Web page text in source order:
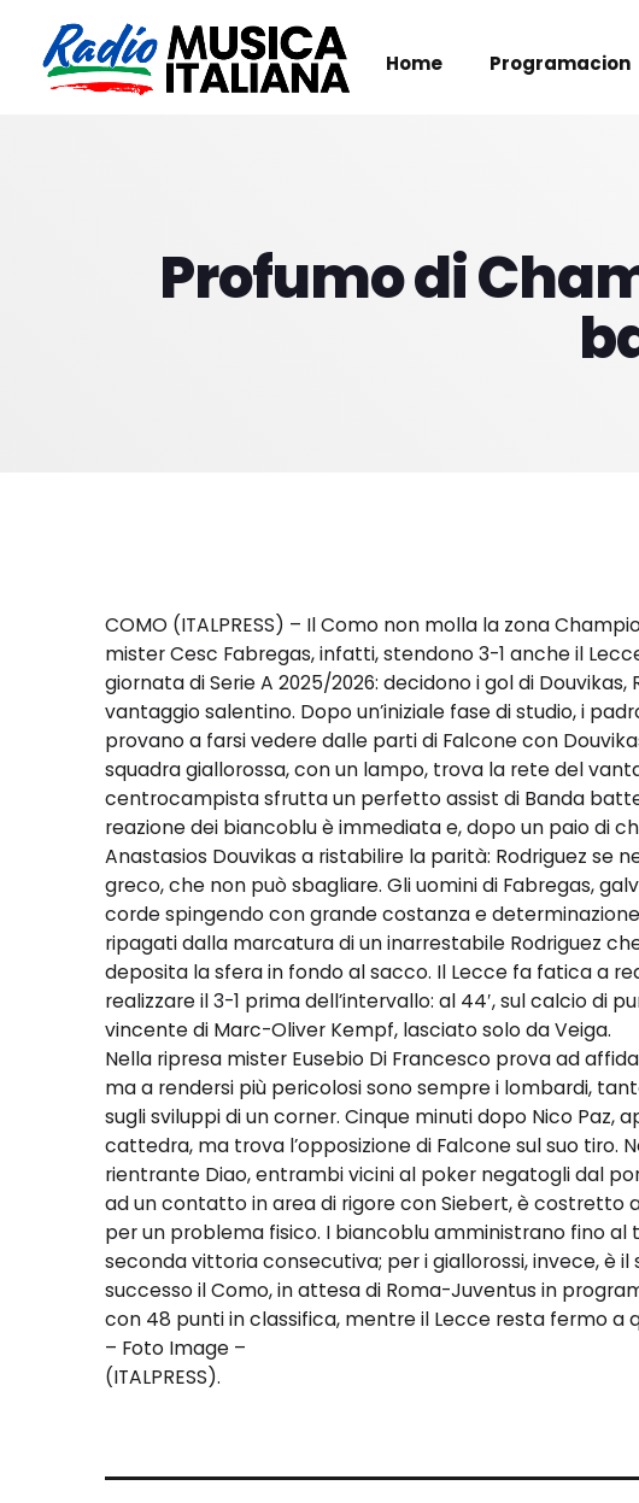
Home Programacion
Profumo di
COMO (ITALPRESS) – Il Como non molla la zona
mister Cesc Fabregas, infatti, stendono 3-1 anche il
giornata di Serie A 2025/2026: decidono i gol di
vantaggio salentino. Dopo un’iniziale fase di studio, i
provano a farsi vedere dalle parti di Falcone con
squadra giallorossa, con un lampo, trova la rete del
centrocampista sfrutta un perfetto assist di Banda
reazione dei biancoblu è immediata e, dopo un paio di
Anastasios Douvikas a ristabilire la parità: Rodriguez se
greco, che non può sbagliare. Gli uomini di Fabregas,
corde spingendo con grande costanza e
ripagati dalla marcatura di un inarrestabile Rodriguez
deposita la sfera in fondo al sacco. Il Lecce fa fatica a
realizzare il 3-1 prima dell’intervallo: al 44′, sul calcio di
vincente di Marc-Oliver Kempf, lasciato solo da Veiga.
Nella ripresa mister Eusebio Di Francesco prova ad
ma a rendersi più pericolosi sono sempre i lombardi,
sugli sviluppi di un corner. Cinque minuti dopo Nico Paz,
cattedra, ma trova l’opposizione di Falcone sul suo tiro.
rientrante Diao, entrambi vicini al poker negatogli dal
ad un contatto in area di rigore con Siebert, è costretto
per un problema fisico. I biancoblu amministrano fino
seconda vittoria consecutiva; per i giallorossi, invece, è il
successo il Como, in attesa di Roma-Juventus in
con 48 punti in classifica, mentre il Lecce resta fermo a
– Foto Image –
(ITALPRESS).